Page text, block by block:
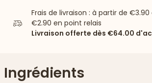
Frais de livraison : à partir de €3.90
€2.90 en point relais
Livraison offerte dès €64.00
Ingrédients